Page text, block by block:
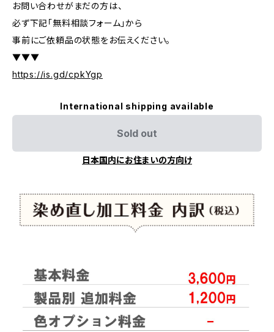
お問い合わせがまだの方は、
必ず下記「無料相談フォーム」から
事前にご依頼品の状態をお伝えください。
▼▼▼
https://is.gd/cpkYgp
International shipping available
Sold out
日本国内にお住まいの方向け